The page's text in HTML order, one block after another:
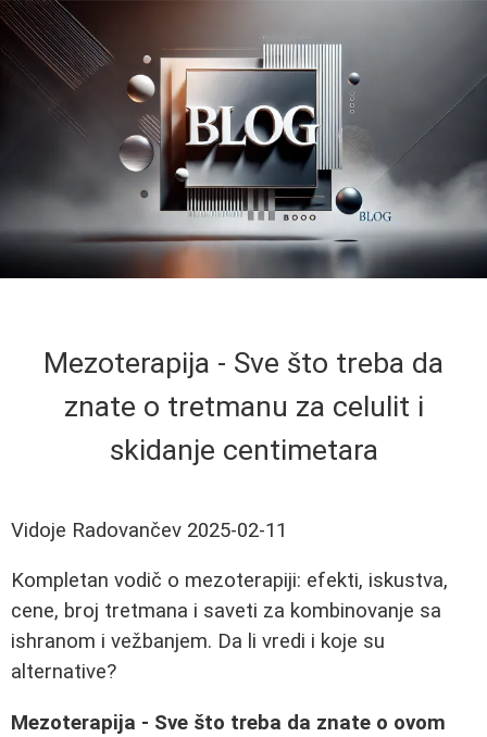
Mezoterapija - Sve što treba da
znate o tretmanu za celulit i
skidanje centimetara
Vidoje Radovančev 2025-02-11
Kompletan vodič o mezoterapiji: efekti, iskustva,
cene, broj tretmana i saveti za kombinovanje sa
ishranom i vežbanjem. Da li vredi i koje su
alternative?
Mezoterapija - Sve što treba da znate o ovom